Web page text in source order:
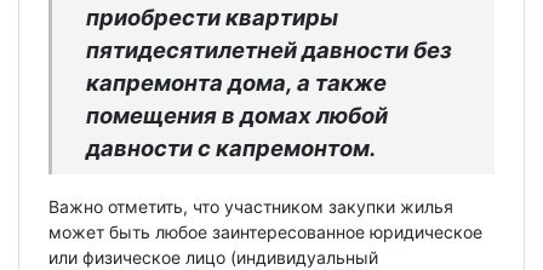
приобрести квартиры
пятидесятилетней давности без
капремонта дома, а также
помещения в домах любой
давности с капремонтом.
Важно отметить, что участником закупки жилья
может быть любое заинтересованное юридическое
или физическое лицо (индивидуальный